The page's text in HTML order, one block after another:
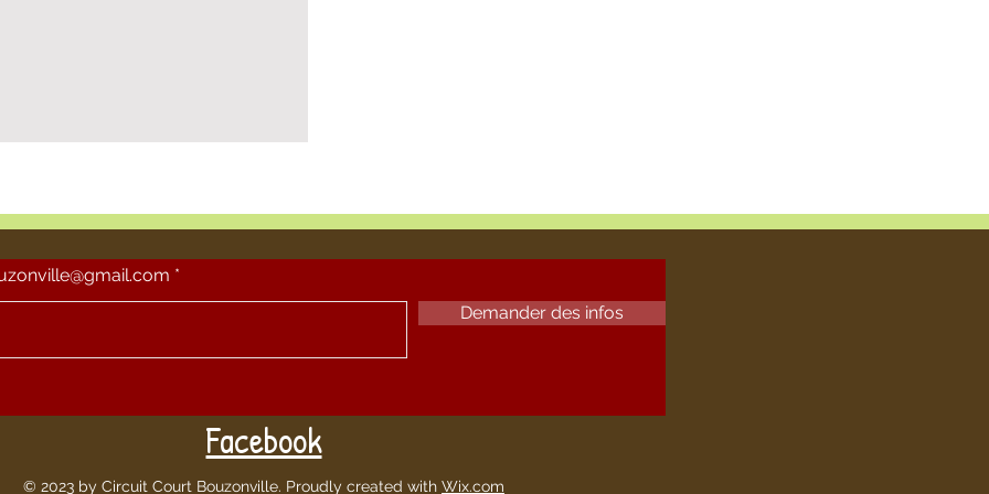
Demander des infos
Facebook
© 2023 by Circuit Court Bouzonville. Proudly created with Wix.com